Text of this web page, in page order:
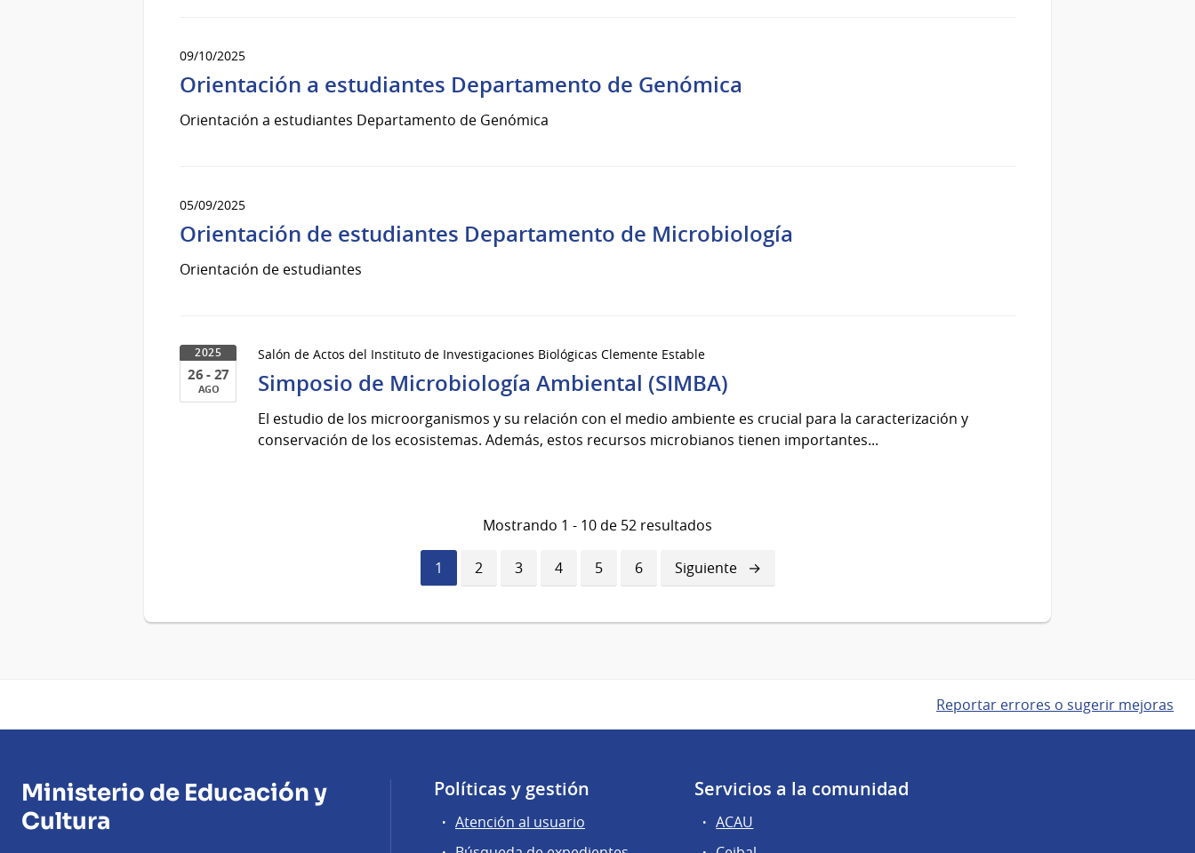
09/10/2025
Orientación a estudiantes Departamento de Genómica
Orientación a estudiantes Departamento de Genómica
05/09/2025
Orientación de estudiantes Departamento de Microbiología
Orientación de estudiantes
2025
26 - 27
AGO
Salón de Actos del Instituto de Investigaciones Biológicas Clemente Estable
Simposio de Microbiología Ambiental (SIMBA)
El estudio de los microorganismos y su relación con el medio ambiente es crucial para la caracterización y
conservación de los ecosistemas. Además, estos recursos microbianos tienen importantes...
Mostrando 1 - 10 de 52 resultados
Página
actual
1 Página
2 Página
3 Página
4 Página
5 Página
6
Siguiente
página
Siguiente
Reportar errores o sugerir mejoras
Ministerio de Educación y
Cultura
Políticas y gestión
Atención al usuario
Servicios a la comunidad
ACAU